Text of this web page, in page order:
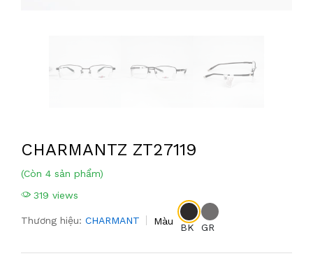
CHARMANTZ ZT27119
(Còn 4 sản phẩm)
319 views
Thương hiệu: CHARMANT Màu
BK GR